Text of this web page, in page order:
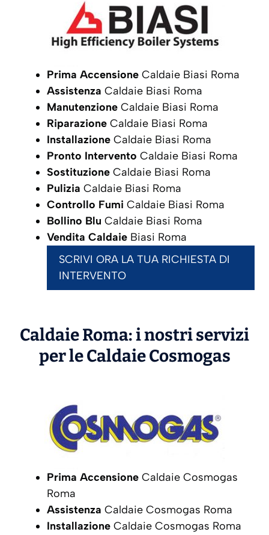
Prima Accensione Caldaie Biasi Roma
Assistenza Caldaie Biasi Roma
Manutenzione Caldaie Biasi Roma
Riparazione Caldaie Biasi Roma
Installazione Caldaie Biasi Roma
Pronto Intervento Caldaie Biasi Roma
Sostituzione Caldaie Biasi Roma
Pulizia Caldaie Biasi Roma
Controllo Fumi Caldaie Biasi Roma
Bollino Blu Caldaie Biasi Roma
Vendita Caldaie Biasi Roma
SCRIVI ORA LA TUA RICHIESTA DI
INTERVENTO
Caldaie Roma: i nostri servizi
per le CaldaieCosmogas
Prima Accensione Caldaie Cosmogas
Roma
Assistenza Caldaie Cosmogas Roma
Installazione Caldaie Cosmogas Roma